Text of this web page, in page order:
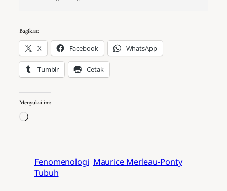
Bagikan:
X Facebook WhatsApp
Tumblr Cetak
Menyukai ini:
Memuat…
Fenomenologi Maurice Merleau-Ponty
Tubuh